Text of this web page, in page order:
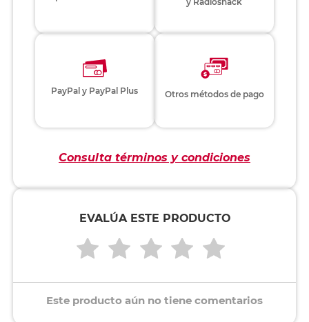
PayPal y PayPal Plus Otros métodos de pago
Consulta términos y condiciones
EVALÚA ESTE PRODUCTO
Este producto aún no tiene comentarios